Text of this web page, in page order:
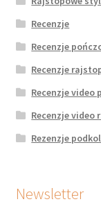
Recenzje
Recenzje
Recenzje
Recenzje video
Recenzje video
Rezenzje
Newsletter